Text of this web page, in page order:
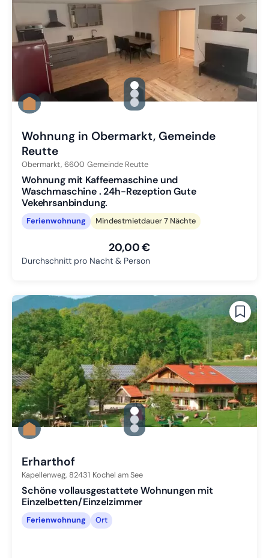
gallery.slide_selector
Zu Slide 1 wechseln
Zu Slide 2 wechseln
Zu Slide 3 wechseln
Wohnung in Obermarkt, Gemeinde
Reutte
Obermarkt, 6600 Gemeinde Reutte
Wohnung mit Kaffeemaschine und
Waschmaschine . 24h-Rezeption Gute
Vekehrsanbindung.
Ferienwohnung Mindestmietdauer 7 Nächte
20,00 €
Durchschnitt pro Nacht & Person
gallery.slide_selector
Zu Slide 1 wechseln
Zu Slide 2 wechseln
Zu Slide 3 wechseln
Erharthof
Kapellenweg, 82431 Kochel am See
Schöne vollausgestattete Wohnungen mit
Einzelbetten/Einzelzimmer
Ferienwohnung Ort